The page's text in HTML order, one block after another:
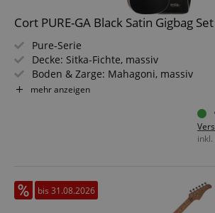
Cort PURE-GA Black Satin Gigbag Set
Pure-Serie
Decke: Sitka-Fichte, massiv
Boden & Zarge: Mahagoni, massiv
Griffbrett/Hals: Ovangkol / Mahagoni
Farbe: Black Satin Top, Natural Satin
mehr anzeigen
inkl.
bis 31.08.2026